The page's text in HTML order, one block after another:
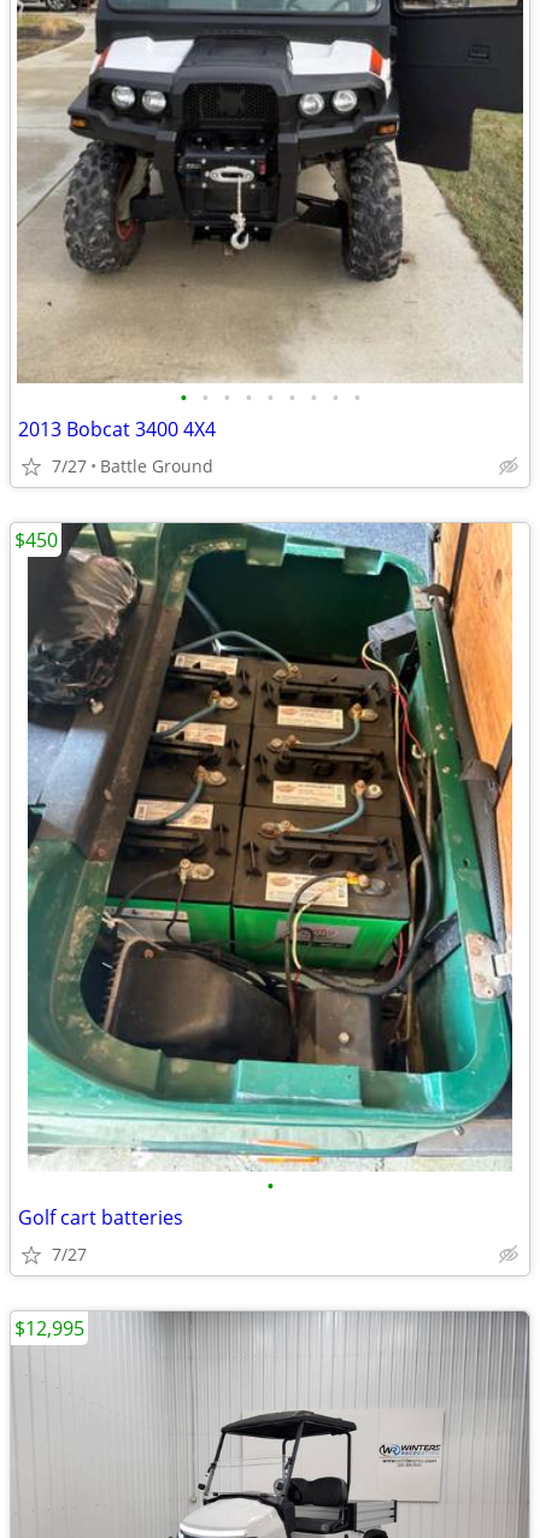
• • • • • • • • •
2013 Bobcat 3400 4X4
7/27 Battle Ground
•
Golf cart batteries
7/27
$450
$12,995